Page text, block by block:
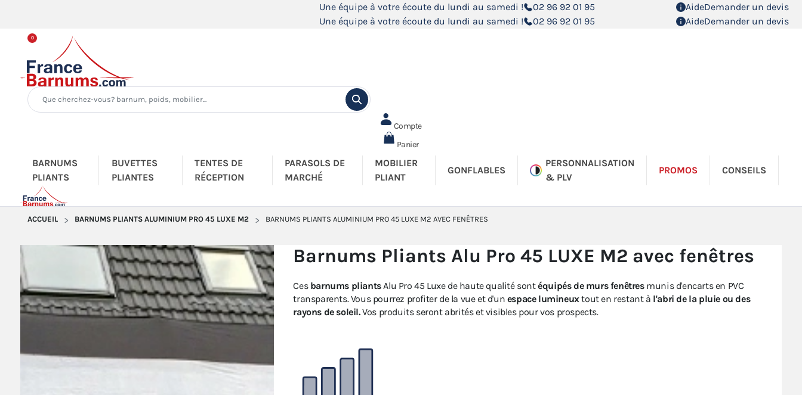
Une équipe à votre écoute du lundi au samedi ! 02 96 92 01 95 AideDemander un devis
Une équipe à votre écoute du lundi au samedi !
02 96 92 01 95 AideDemander un devis
Compte
0
Panier
BARNUMS
PLIANTS
BUVETTES
PLIANTES
TENTES DE
RÉCEPTION
PARASOLS DE
MARCHÉ
MOBILIER
PLIANT
GONFLABLES
PERSONNALISATION
& PLV
PROMOS CONSEILS
ACCUEIL BARNUMS PLIANTS ALUMINIUM PRO 45 LUXE M2 BARNUMS PLIANTS ALUMINIUM PRO 45 LUXE M2 AVEC FENÊTRES
Barnums Pliants Alu Pro 45 LUXE M2 avec fenêtres
Ces barnums pliantsAlu Pro 45 Luxe de haute qualité sontéquipés de murs fenêtresmunis d'encarts en PVC
transparents. Vous pourrez profiter de la vue et d'un espace lumineuxtout en restant à l'abri de la pluie ou des
rayons de soleil.Vos produits seront abrités et visibles pour vos prospects.